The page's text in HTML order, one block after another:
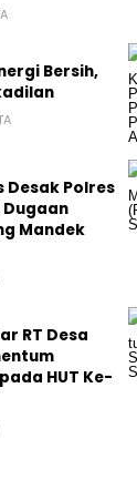
Bersih,
Desak Polres
Dugaan
Mandek
RT Desa
HUT Ke-